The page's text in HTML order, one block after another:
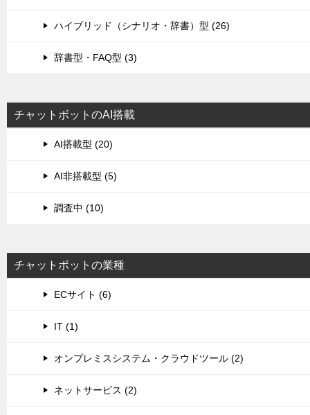
ハイブリッド（シナリオ・辞書）型 (26)
辞書型・FAQ型 (3)
チャットボットのAI搭載
AI搭載型 (20)
AI非搭載型 (5)
調査中 (10)
チャットボットの業種
ECサイト (6)
IT (1)
オンプレミスシステム・クラウドツール (2)
ネットサービス (2)